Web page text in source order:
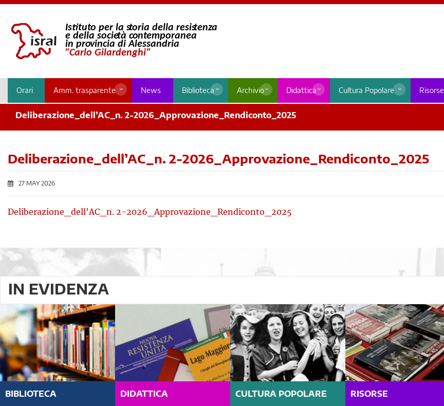
Orari Amm. trasparente News Biblioteca Archivio Didattica Cultura Popolare Risorse
Deliberazione_dell’AC_n. 2-2026_Approvazione_Rendiconto_2025
Deliberazione_dell’AC_n. 2-2026_Approvazione_Rendiconto_2025
27 MAY 2026
Deliberazione_dell'AC_n. 2-2026_Approvazione_Rendiconto_2025
IN EVIDENZA
BIBLIOTECA DIDATTICA CULTURA POPOLARE RISORSE